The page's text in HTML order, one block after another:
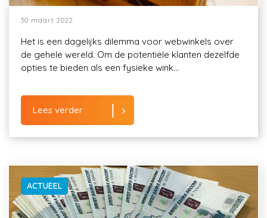
30 maart 2022
Het is een dagelijks dilemma voor webwinkels over
de gehele wereld. Om de potentiële klanten dezelfde
opties te bieden als een fysieke wink...
Lees verder
ACTUEEL